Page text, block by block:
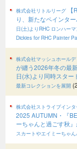
株式会社リトルリーグ
り、新たなペインタ
日(土)よりRHC ロンハー
Dickies for RHC Painter
株式会社マッシュホール
が纏う2026年冬の最
日(水)より同時スター
最新コレクションを展開
株式会社ストライプイン
2025 AUTUMN・『
ーちゃんと過ごす秋』
スカートやエイミーちゃ